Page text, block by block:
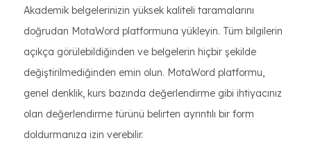
Akademik belgelerinizin yüksek kaliteli taramalarını
doğrudan MotaWord platformuna yükleyin. Tüm bilgilerin
açıkça görülebildiğinden ve belgelerin hiçbir şekilde
değiştirilmediğinden emin olun. MotaWord platformu,
genel denklik, kurs bazında değerlendirme gibi ihtiyacınız
olan değerlendirme türünü belirten ayrıntılı bir form
doldurmanıza izin verebilir.